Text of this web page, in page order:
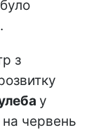
з
у
на червень